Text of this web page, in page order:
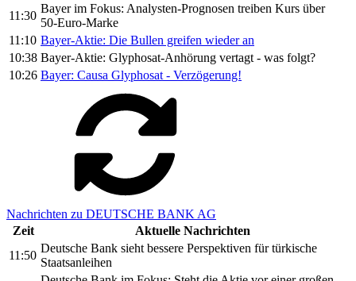
11:30
Bayer im Fokus: Analysten-Prognosen treiben Kurs über
50-Euro-Marke
11:10 Bayer-Aktie: Die Bullen greifen wieder an
10:38 Bayer-Aktie: Glyphosat-Anhörung vertagt - was folgt?
10:26 Bayer: Causa Glyphosat - Verzögerung!
Nachrichten zu DEUTSCHE BANK AG
Zeit
Aktuelle Nachrichten
11:50
Deutsche Bank sieht bessere Perspektiven für türkische
Staatsanleihen